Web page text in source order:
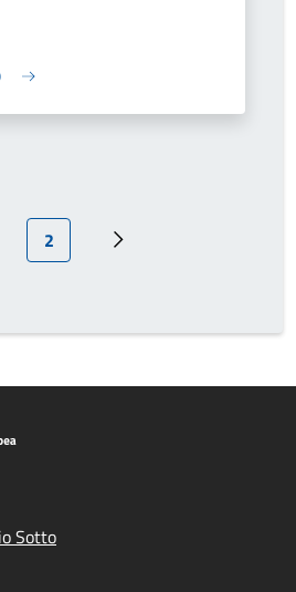
precedente
Pagina attuale
2 Prossima pagina
Sotto